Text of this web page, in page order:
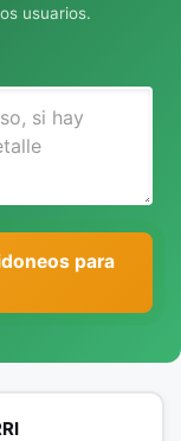
usuarios.
para